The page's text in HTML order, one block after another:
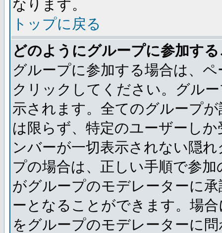
なります。
トップに戻る
どのようにグループに参加す
グループに参加する場合は、
クリックしてください。グル
示されます。全てのグループ
は限らず、特定のユーザーし
ンバーが一切表示されない隠
プの場合は、正しい手順で参
がグループのモデレーターに
ーとなることができます。場
をグループのモデレーターに